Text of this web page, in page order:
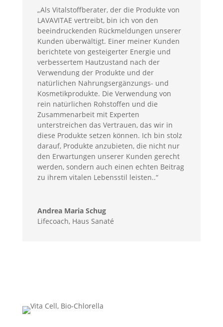
„Als Vitalstoffberater, der die Produkte von
LAVAVITAE vertreibt, bin ich von den
beeindruckenden Rückmeldungen unserer
Kunden überwältigt. Einer meiner Kunden
berichtete von gesteigerter Energie und
verbessertem Hautzustand nach der
Verwendung der Produkte und der
natürlichen Nahrungsergänzungs- und
Kosmetikprodukte. Die Verwendung von
rein natürlichen Rohstoffen und die
Zusammenarbeit mit Experten
unterstreichen das Vertrauen, das wir in
diese Produkte setzen können. Ich bin stolz
darauf, Produkte anzubieten, die nicht nur
den Erwartungen unserer Kunden gerecht
werden, sondern auch einen echten Beitrag
zu ihrem vitalen Lebensstil leisten..“
Andrea Maria Schug
Lifecoach, Haus Sanaté